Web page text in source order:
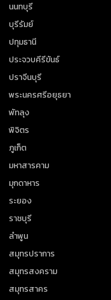
นนทบุรี
บุรีรัมย์
ปทุมธานี
ประจวบคีรีขันธ์
ปราจีนบุรี
พระนครศรีอยุธยา
พัทลุง
พิจิตร
ภูเก็ต
มหาสารคาม
มุกดาหาร
ระยอง
ราชบุรี
ลำพูน
สมุทรปราการ
สมุทรสงคราม
สมุทรสาคร